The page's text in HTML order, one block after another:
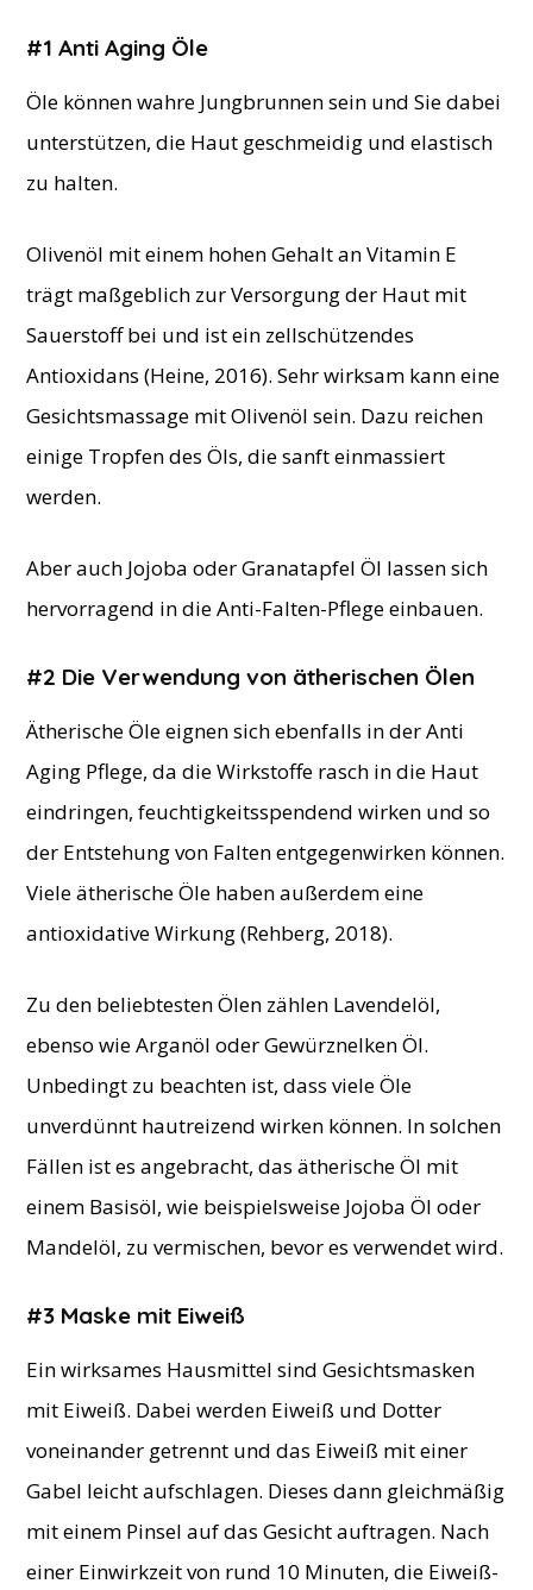
#1 Anti Aging Öle
Öle können wahre Jungbrunnen sein und Sie dabei
unterstützen, die Haut geschmeidig und elastisch
zu halten.
Olivenöl mit einem hohen Gehalt an Vitamin E
trägt maßgeblich zur Versorgung der Haut mit
Sauerstoff bei und ist ein zellschützendes
Antioxidans (Heine, 2016). Sehr wirksam kann eine
Gesichtsmassage mit Olivenöl sein. Dazu reichen
einige Tropfen des Öls, die sanft einmassiert
werden.
Aber auch Jojoba oder Granatapfel Öl lassen sich
hervorragend in die Anti-Falten-Pflege einbauen.
#2 Die Verwendung von ätherischen Ölen
Ätherische Öle eignen sich ebenfalls in der Anti
Aging Pflege, da die Wirkstoffe rasch in die Haut
eindringen, feuchtigkeitsspendend wirken und so
der Entstehung von Falten entgegenwirken können.
Viele ätherische Öle haben außerdem eine
antioxidative Wirkung (Rehberg, 2018).
Zu den beliebtesten Ölen zählen Lavendelöl,
ebenso wie Arganöl oder Gewürznelken Öl.
Unbedingt zu beachten ist, dass viele Öle
unverdünnt hautreizend wirken können. In solchen
Fällen ist es angebracht, das ätherische Öl mit
einem Basisöl, wie beispielsweise Jojoba Öl oder
Mandelöl, zu vermischen, bevor es verwendet wird.
#3 Maske mit Eiweiß
Ein wirksames Hausmittel sind Gesichtsmasken
mit Eiweiß. Dabei werden Eiweiß und Dotter
voneinander getrennt und das Eiweiß mit einer
Gabel leicht aufschlagen. Dieses dann gleichmäßig
mit einem Pinsel auf das Gesicht auftragen. Nach
einer Einwirkzeit von rund 10 Minuten, die Eiweiß-